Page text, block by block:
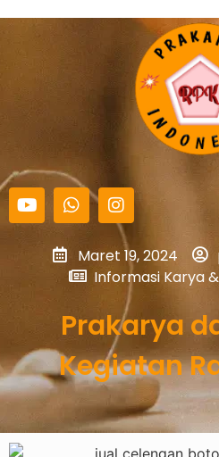
Maret 19, 2024
Informasi Karya
Prakarya
Kegiatan